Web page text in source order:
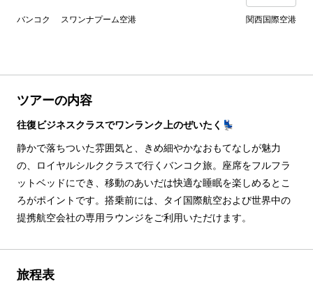
バンコク スワンナプーム空港 関西国際空港
ツアーの内容
往復ビジネスクラスでワンランク上のぜいたく💺
静かで落ちついた雰囲気と、きめ細やかなおもてなしが魅力
の、ロイヤルシルククラスで行くバンコク旅。座席をフルフラ
ットベッドにでき、移動のあいだは快適な睡眠を楽しめるとこ
ろがポイントです。搭乗前には、タイ国際航空および世界中の
提携航空会社の専用ラウンジをご利用いただけます。
旅程表